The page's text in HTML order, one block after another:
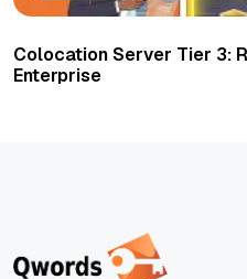
Colocation Server Tier 3:
Enterprise